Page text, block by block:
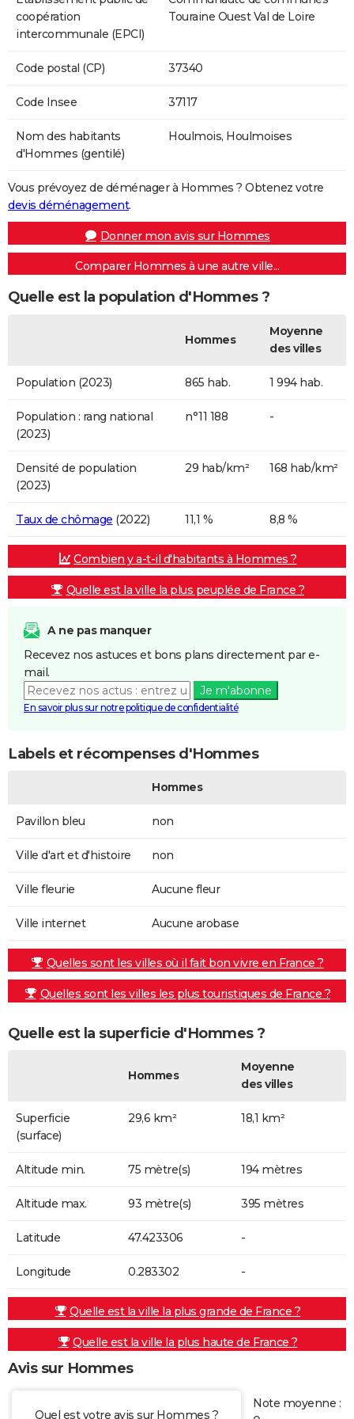
coopération
intercommunale (EPCI)
Touraine Ouest Val de Loire
Code postal (CP) 37340
Code Insee 37117
Nom des habitants
d'Hommes (gentilé)
Houlmois, Houlmoises
Vous prévoyez de déménager à Hommes ? Obtenez votre
devis déménagement.
Donner mon avis sur Hommes
Comparer Hommes à une autre ville...
Quelle est la population d'Hommes ?
Hommes
Moyenne
des villes
Population (2023) 865 hab. 1 994 hab.
Population : rang national
(2023)
n°11 188 -
Densité de population
(2023)
29 hab/km² 168 hab/km²
Taux de chômage (2022) 11,1 % 8,8 %
Combien y a-t-il d'habitants à Hommes ?
Quelle est la ville la plus peuplée de France ?
A ne pas manquer
Recevez nos astuces et bons plans directement par e-
mail.
Je m'abonne
En savoir plus sur notre politique de confidentialité
Labels et récompenses d'Hommes
Hommes
Pavillon bleu non
Ville d'art et d'histoire non
Ville fleurie Aucune fleur
Ville internet Aucune arobase
Quelles sont les villes où il fait bon vivre en France ?
Quelles sont les villes les plus touristiques de France ?
Quelle est la superficie d'Hommes ?
Hommes
Moyenne
des villes
Superficie
(surface)
29,6 km² 18,1 km²
Altitude min. 75 mètre(s) 194 mètres
Altitude max. 93 mètre(s) 395 mètres
Latitude 47.423306 -
Longitude 0.283302 -
Quelle est la ville la plus grande de France ?
Quelle est la ville la plus haute de France ?
Avis sur Hommes
Quel est votre avis sur Hommes ?
Note moyenne :